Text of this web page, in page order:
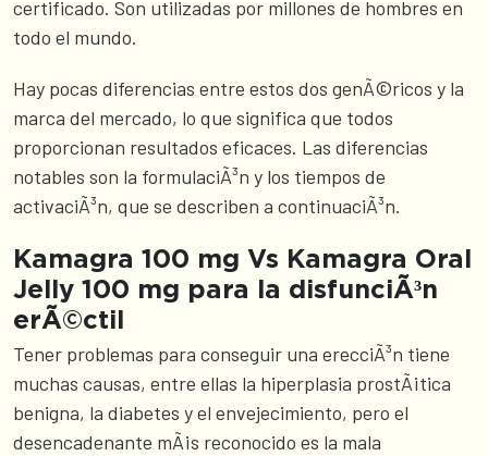
certificado. Son utilizadas por millones de hombres en
todo el mundo.
Hay pocas diferencias entre estos dos genÃ©ricos y la
marca del mercado, lo que significa que todos
proporcionan resultados eficaces. Las diferencias
notables son la formulaciÃ³n y los tiempos de
activaciÃ³n, que se describen a continuaciÃ³n.
Kamagra 100 mg Vs Kamagra Oral
Jelly 100 mg para la disfunciÃ³n
erÃ©ctil
Tener problemas para conseguir una erecciÃ³n tiene
muchas causas, entre ellas la hiperplasia prostÃ¡tica
benigna, la diabetes y el envejecimiento, pero el
desencadenante mÃ¡s reconocido es la mala